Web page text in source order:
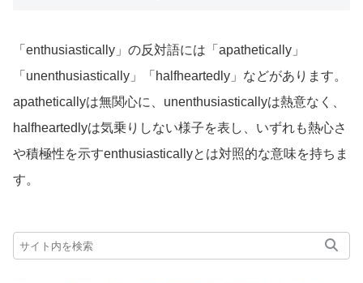
「enthusiastically」の反対語には「apathetically」
「unenthusiastically」「halfheartedly」などがあります。
apatheticallyは無関心に、unenthusiasticallyは熱意なく、
halfheartedlyは気乗りしない様子を表し、いずれも熱心さ
や積極性を示すenthusiasticallyとは対照的な意味を持ちま
す。